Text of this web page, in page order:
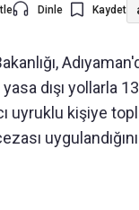
Dinle Kaydet
dışı yollarla
uyruklu kişiye